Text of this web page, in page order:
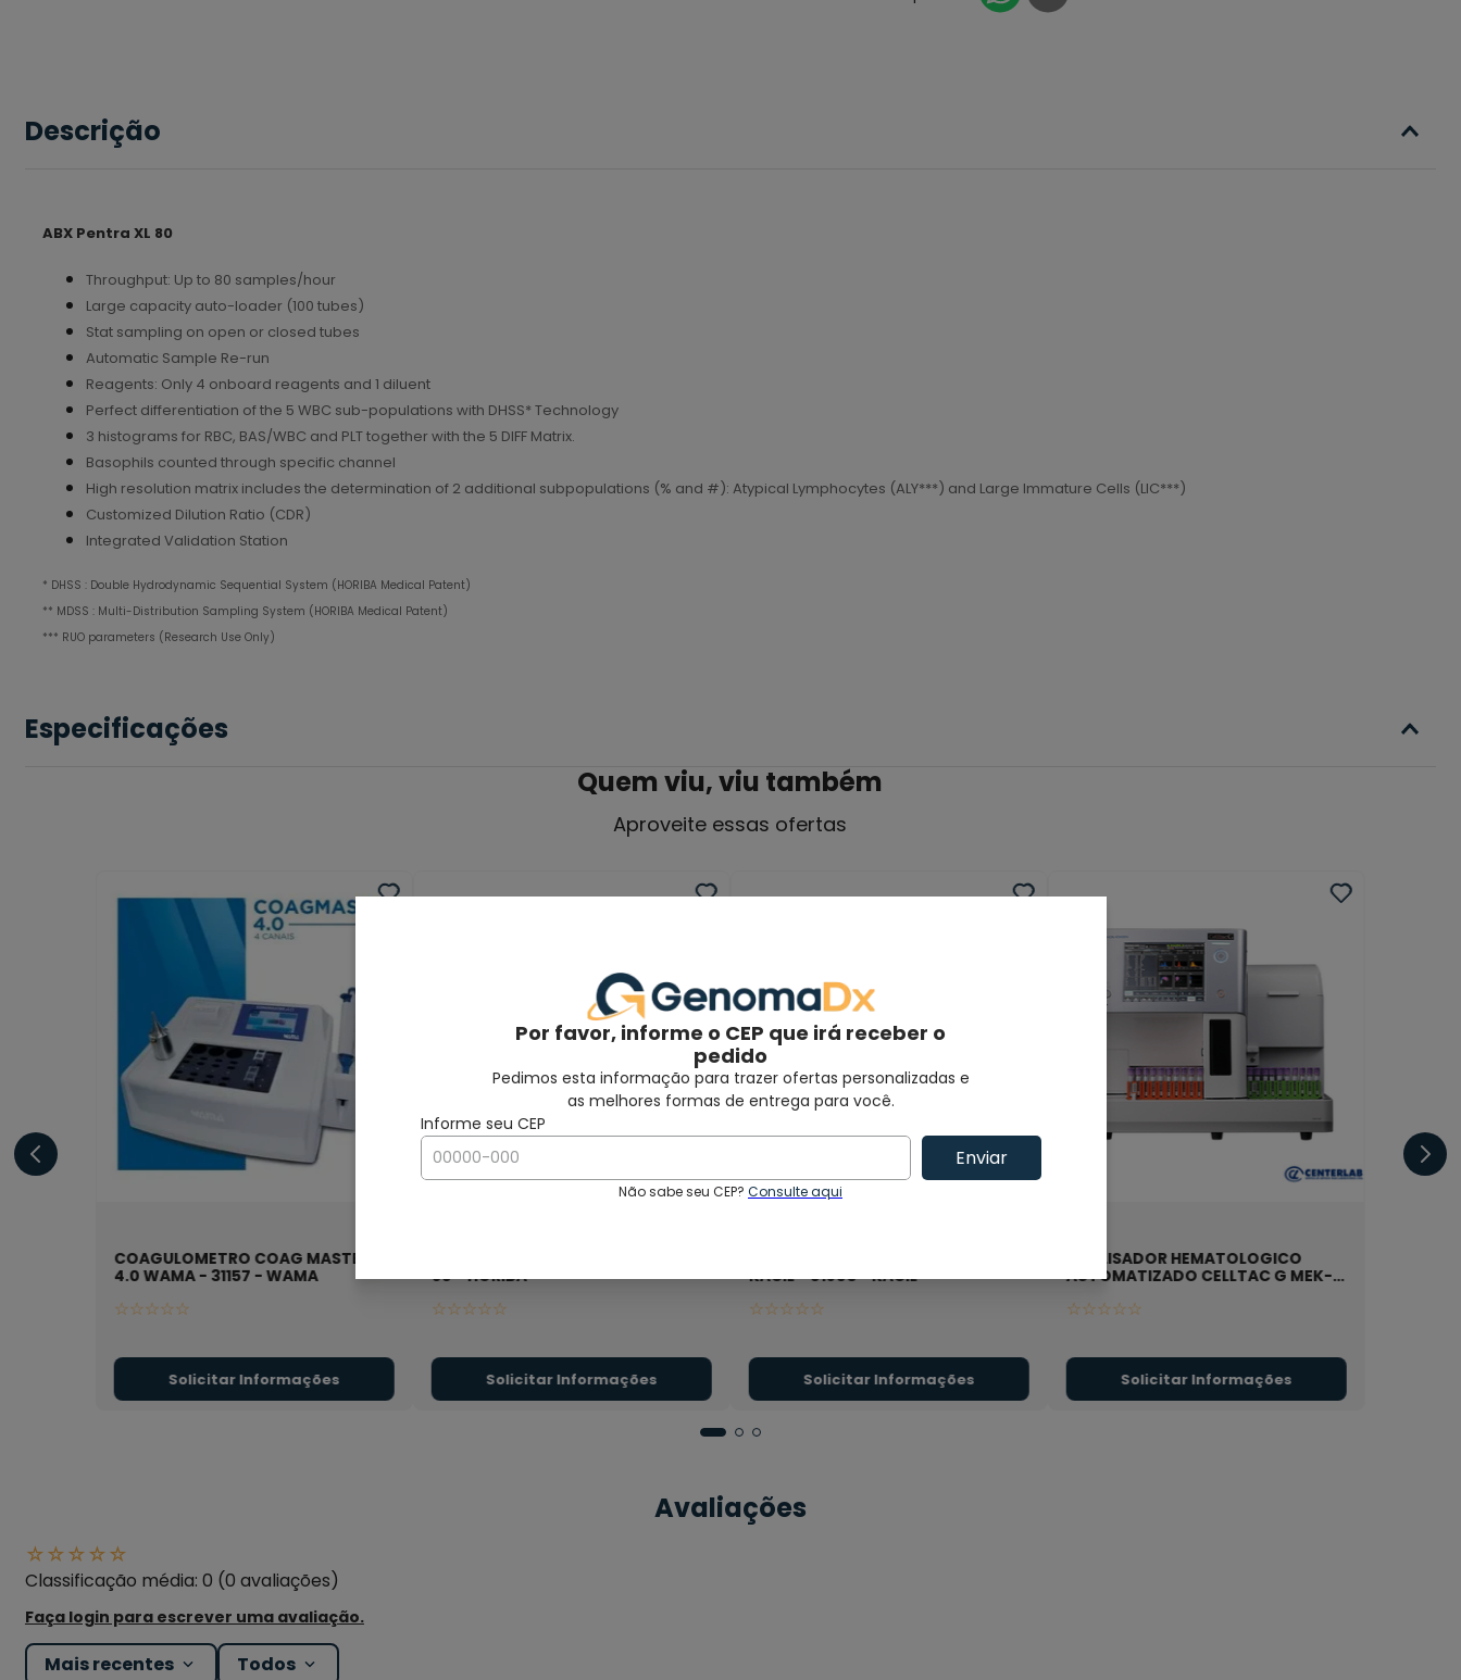
Descrição
ABX Pentra XL 80
Throughput: Up to 80 samples/hour
Large capacity auto-loader (100 tubes)
Stat sampling on open or closed tubes
Automatic Sample Re-run
Reagents: Only 4 onboard reagents and 1 diluent
Perfect differentiation of the 5 WBC sub-populations with DHSS* Technology
3 histograms for RBC, BAS/WBC and PLT together with the 5 DIFF Matrix.
Basophils counted through specific channel
High resolution matrix includes the determination of 2 additional subpopulations (% and #): Atypical Lymphocytes (ALY***) and Large Immature Cells (LIC***)
Customized Dilution Ratio (CDR)
Integrated Validation Station
* DHSS : Double Hydrodynamic Sequential System (HORIBA Medical Patent)
** MDSS : Multi-Distribution Sampling System (HORIBA Medical Patent)
*** RUO parameters (Research Use Only)
Especificações
Quem viu, viu também
Aproveite essas ofertas
COAGULOMETRO COAG MASTER
4.0 WAMA - 31157 - WAMA
☆☆☆☆☆
Solicitar Informações
60- HORIBA
☆☆☆☆☆
Solicitar Informações
KACIL - 01803- KACIL
☆☆☆☆☆
Solicitar Informações
ANALISADOR HEMATOLOGICO
AUTOMATIZADO CELLTAC G MEK-
☆☆☆☆☆
Solicitar Informações
Avaliações
☆☆☆☆☆
Classificação média: 0 (0 avaliações)
Faça login para escrever uma avaliação.
Mais recentes Todos
Por favor, informe o CEP que irá receber o
pedido
Pedimos esta informação para trazer ofertas personalizadas e
as melhores formas de entrega para você.
Enviar
Não sabe seu CEP? Consulte aqui